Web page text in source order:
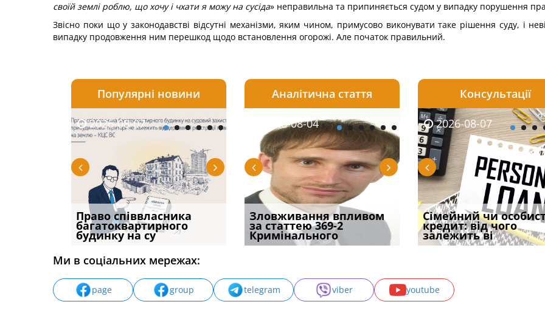
своїй землі роблю, що хочу і чхати я можу на сусіда» неправильна та припиняється судом у випадку порушення
Звісно поки що у законодавстві відсутні механізми, яким чином, примусово виконувати таке рішення суду, і
випадку продовження ним перешкод щодо встановлення огорожі. Але початок правильний.
Популярні новини
2026-08-07
Право співвласника
багатоквартирного
будинку на су
2026-08-06
Якщо суд встановив для
відшкодування шкоди
наявніс
2026-08-06
Документи, на яких не
проставляється
апостиль: пер
Аналітична стаття
2026-08-03
Водії можуть отримати
компенсацію за
незаконні дії
2026-08-04
Зловживання впливом
за статтею 369-2
Кримінального
2026-08-04
Переоформлення
відстрочки за іншою
підставою: нов
Консультації
2026-08-05
Чи потрібна ФОП
печатка у 2026 році:
правила засто
2026-08-07
Сімейний чи
кредит: від чого
залежить ві
2026-07-30
Восьмий ААС
підтвердив, що
може скас
Ми в соціальних мережах:
page group telegram viber youtube